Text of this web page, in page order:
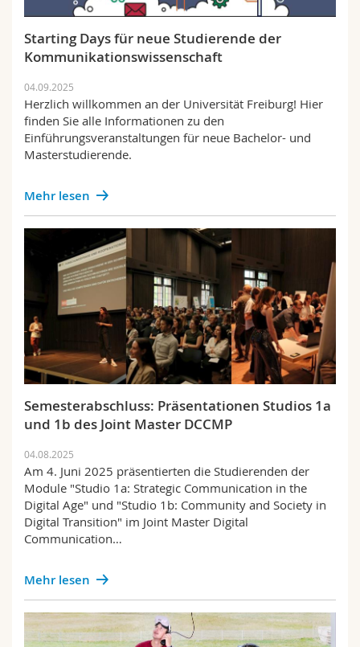
Starting Days für neue Studierende der
Kommunikationswissenschaft
04.09.2025
Herzlich willkommen an der Universität Freiburg! Hier
finden Sie alle Informationen zu den
Einführungsveranstaltungen für neue Bachelor- und
Masterstudierende.
Mehr lesen
Semesterabschluss: Präsentationen Studios 1a
und 1b des Joint Master DCCMP
04.08.2025
Am 4. Juni 2025 präsentierten die Studierenden der
Module "Studio 1a: Strategic Communication in the
Digital Age" und "Studio 1b: Community and Society in
Digital Transition" im Joint Master Digital
Communication…
Mehr lesen